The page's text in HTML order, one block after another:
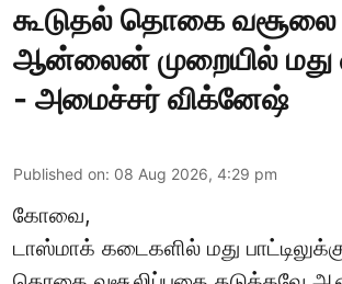
கூடுதல் தொகை வசூலை
ஆன்லைன் முறையில் மது
- அமைச்சர் விக்னேஷ்
Published on: 08 Aug 2026, 4:29 pm
கோவை,
டாஸ்மாக் கடைகளில் மது